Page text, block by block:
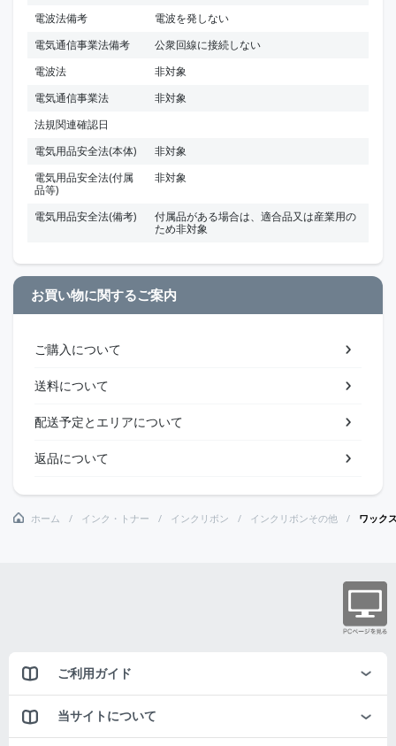
電波法備考
電波を発しない
電気通信事業法備考
公衆回線に接続しない
電波法
非対象
電気通信事業法
非対象
法規関連確認日
電気用品安全法(本体)
非対象
電気用品安全法(付属
品等)
非対象
電気用品安全法(備考)
付属品がある場合は、適合品又は産業用の
ため非対象
お買い物に関するご案内
ご購入について
送料について
配送予定とエリアについて
返品について
ホーム インク・トナー インクリボン インクリボンその他 ワック
ご利用ガイド
当サイトについて